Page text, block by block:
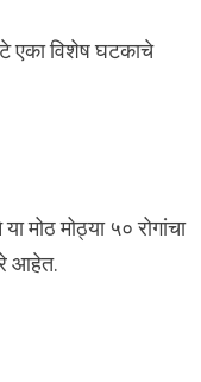
एका विशेष घटकाचे
मोठ मोठ्या ५० रोगांचा
आहेत.